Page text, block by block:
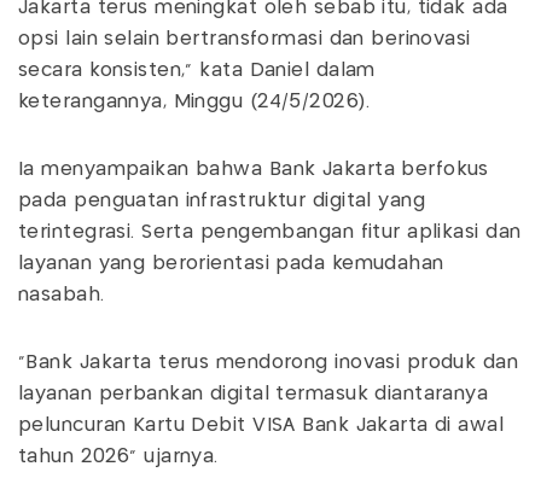
Jakarta terus meningkat oleh sebab itu, tidak ada
opsi lain selain bertransformasi dan berinovasi
secara konsisten," kata Daniel dalam
keterangannya, Minggu (24/5/2026).
Ia menyampaikan bahwa Bank Jakarta berfokus
pada penguatan infrastruktur digital yang
terintegrasi. Serta pengembangan fitur aplikasi dan
layanan yang berorientasi pada kemudahan
nasabah.
“Bank Jakarta terus mendorong inovasi produk dan
layanan perbankan digital termasuk diantaranya
peluncuran Kartu Debit VISA Bank Jakarta di awal
tahun 2026” ujarnya.